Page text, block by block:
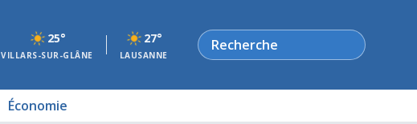
25°
VILLARS-SUR-GLÂNE
27°
LAUSANNE
Rechercher
Économie